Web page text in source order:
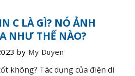
C LÀ GÌ? NÓ ẢNH
NHƯ THẾ NÀO?
by My Duyen
không? Tác dụng của điện di